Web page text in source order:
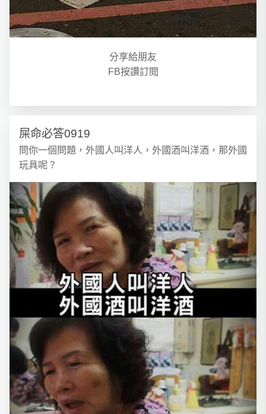
分享給朋友
FB按讚訂閱
屎命必答0919
問你一個問題，外國人叫洋人，外國酒叫洋酒，那外國
玩具呢？